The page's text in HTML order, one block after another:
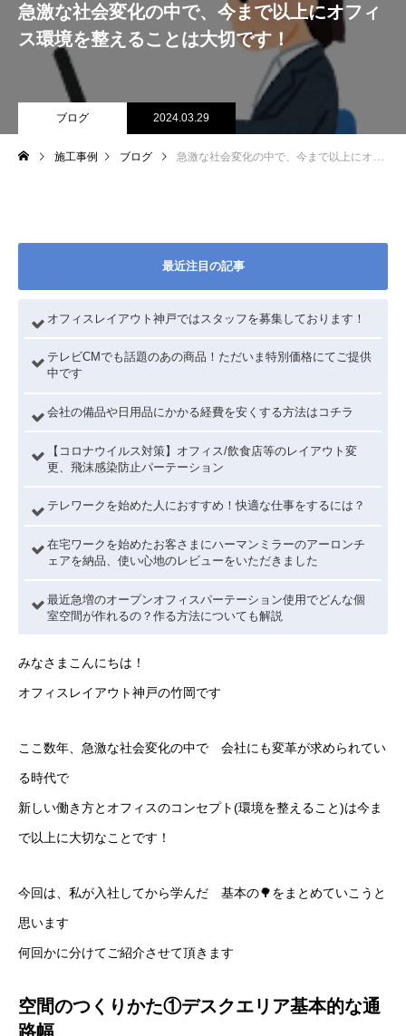
急激な社会変化の中で、今まで以上にオフィ
ス環境を整えることは大切です！
ブログ 2024.03.29
施工事例 ブログ 急激な社会変化の中で、今まで以上にオフィス環境を整えることは大切です！
最近注目の記事
オフィスレイアウト神戸ではスタッフを募集しております！
テレビCMでも話題のあの商品！ただいま特別価格にてご提供
中です
会社の備品や日用品にかかる経費を安くする方法はコチラ
【コロナウイルス対策】オフィス/飲食店等のレイアウト変
更、飛沫感染防止パーテーション
テレワークを始めた人におすすめ！快適な仕事をするには？
在宅ワークを始めたお客さまにハーマンミラーのアーロンチ
ェアを納品、使い心地のレビューをいただきました
最近急増のオープンオフィスパーテーション使用でどんな個
室空間が作れるの？作る方法についても解説
みなさまこんにちは！
オフィスレイアウト神戸の竹岡です
ここ数年、急激な社会変化の中で 会社にも変革が求められてい
る時代で
新しい働き方とオフィスのコンセプト(環境を整えること)は今ま
で以上に大切なことです！
今回は、私が入社してから学んだ 基本の🌳をまとめていこうと
思います
何回かに分けてご紹介させて頂きます
空間のつくりかた①デスクエリア基本的な通
路幅